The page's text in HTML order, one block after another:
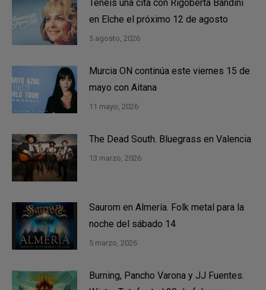
Tenéis una cita con Rigoberta Bandini
en Elche el próximo 12 de agosto
5 agosto, 2026
Murcia ON continúa este viernes 15 de
mayo con Aitana
11 mayo, 2026
The Dead South. Bluegrass en Valencia
13 marzo, 2026
Saurom en Almería. Folk metal para la
noche del sábado 14
5 marzo, 2026
Burning, Pancho Varona y JJ Fuentes.